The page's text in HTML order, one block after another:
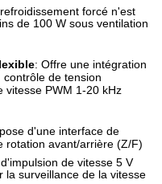
forcé n'est
de 100 W sous ventilation
: Offre une intégration
de tension
vitesse PWM 1-20 kHz
d'une interface de
rotation avant/arrière (Z/F)
de vitesse 5 V
la surveillance de la vitesse